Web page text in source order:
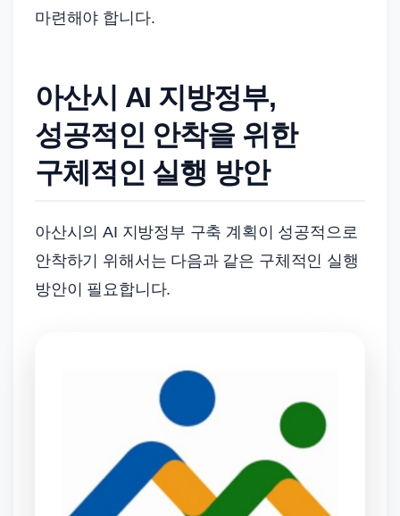
마련해야 합니다.
아산시 AI 지방정부,
성공적인 안착을 위한
구체적인 실행 방안
아산시의 AI 지방정부 구축 계획이 성공적으로
안착하기 위해서는 다음과 같은 구체적인 실행
방안이 필요합니다.